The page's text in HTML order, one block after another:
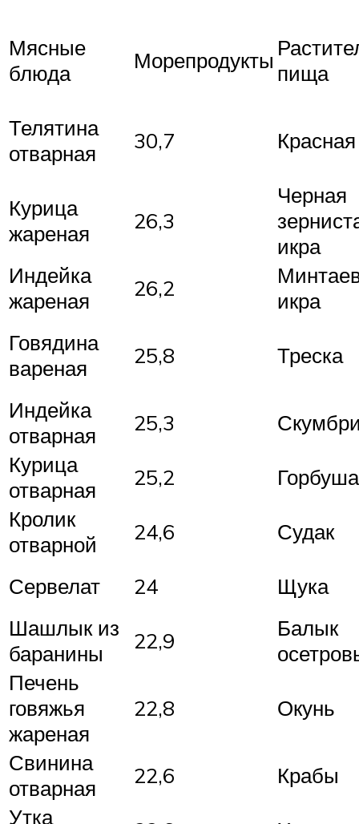
Мясные
блюда
Морепродукты пища
Телятина
отварная
30,7
Курица
жареная
26,3
Черная
икра
Индейка
жареная
26,2
икра
Говядина
вареная
25,8 Треска
Индейка
отварная
25,3
Курица
отварная
25,2
Горбуша
Кролик
отварной
24,6 Судак
Сервелат 24
Щука
Шашлык из
баранины
22,9
Балык
Печень
говяжья
жареная
22,8 Окунь
Свинина
отварная
22,6
Крабы
Утка